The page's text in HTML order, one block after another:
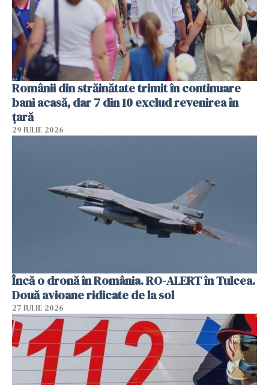
Românii din străinătate trimit în continuare
bani acasă, dar 7 din 10 exclud revenirea în
țară
29 IULIE 2026
Încă o dronă în România. RO-ALERT în Tulcea.
Două avioane ridicate de la sol
27 IULIE 2026